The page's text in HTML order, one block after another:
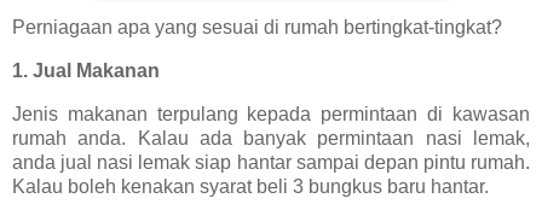
Perniagaan apa yang sesuai di rumah bertingkat-tingkat?
1. Jual Makanan
Jenis makanan terpulang kepada permintaan di kawasan
rumah anda. Kalau ada banyak permintaan nasi lemak,
anda jual nasi lemak siap hantar sampai depan pintu rumah.
Kalau boleh kenakan syarat beli 3 bungkus baru hantar.